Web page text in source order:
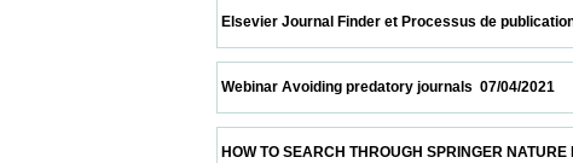
Elsevier Journal Finder et Processus de
Webinar Avoiding predatory journals
HOW TO SEARCH THROUGH SPRINGER